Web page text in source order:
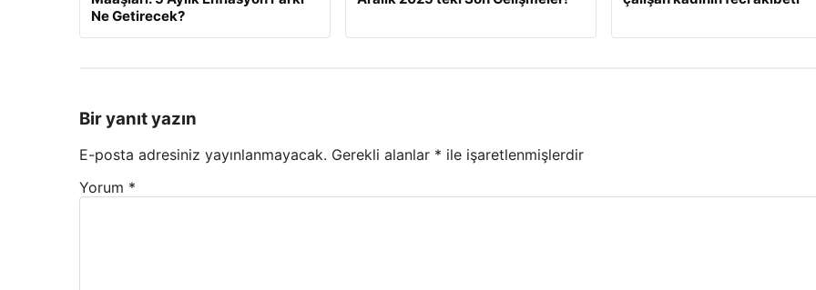
Ne Getirecek?
Bir yanıt yazın
E-posta adresiniz yayınlanmayacak. Gerekli alanlar * ile işaretlenmişlerdir
Yorum *